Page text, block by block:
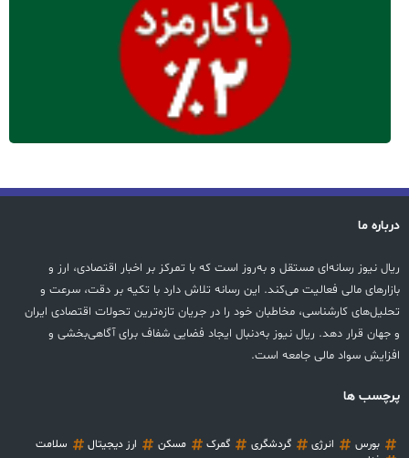
درباره ما
ریال نیوز رسانه‌ای مستقل و به‌روز است که با تمرکز بر اخبار اقتصادی، ارز و
بازارهای مالی فعالیت می‌کند. این رسانه تلاش دارد با تکیه بر دقت، سرعت و
تحلیل‌های کارشناسی، مخاطبان خود را در جریان تازه‌ترین تحولات اقتصادی ایران
و جهان قرار دهد. ریال نیوز به‌دنبال ایجاد فضایی شفاف برای آگاهی‌بخشی و
افزایش سواد مالی جامعه است.
پرچسب ها
بورس انرژی گردشگری گمرک مسکن ارز دیجیتال
سلامت